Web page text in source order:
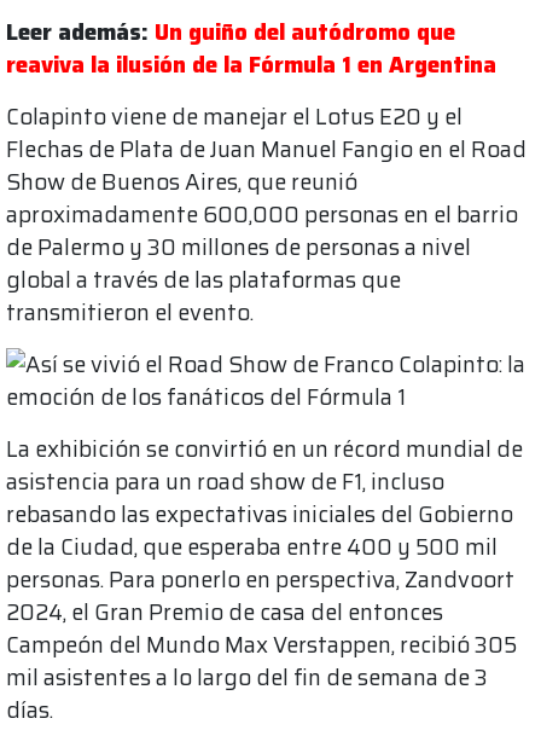
Leer además: Un guiño del autódromo que
reaviva la ilusión de la Fórmula 1 en Argentina
Colapinto viene de manejar el Lotus E20 y el
Flechas de Plata de Juan Manuel Fangio en el Road
Show de Buenos Aires, que reunió
aproximadamente 600,000 personas en el barrio
de Palermo y 30 millones de personas a nivel
global a través de las plataformas que
transmitieron el evento.
La exhibición se convirtió en un récord mundial de
asistencia para un road show de F1, incluso
rebasando las expectativas iniciales del Gobierno
de la Ciudad, que esperaba entre 400 y 500 mil
personas. Para ponerlo en perspectiva, Zandvoort
2024, el Gran Premio de casa del entonces
Campeón del Mundo Max Verstappen, recibió 305
mil asistentes a lo largo del fin de semana de 3
días.